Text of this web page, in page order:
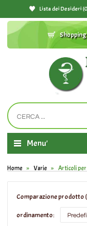
Lista dei Desideri
Menu'
Home Varie Articoli
Comparazione prodotto
ordinamento: